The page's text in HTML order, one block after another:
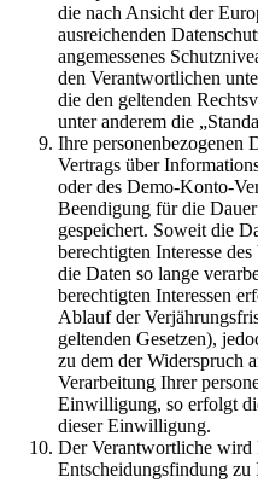
die nach Ansicht der
ausreichenden
angemessenes
den Verantwortlichen
die den geltenden
unter anderem die
Ihre personenbezogenen
Vertrags über
oder des Demo-Konto-
Beendigung für die
gespeichert. Soweit die
berechtigten Interesse
die Daten so lange
berechtigten Interessen
Ablauf der
geltenden Gesetzen),
zu dem der Widerspruch
Verarbeitung Ihrer
Einwilligung, so erfolgt
dieser Einwilligung.
Der Verantwortliche wird
Entscheidungsfindung zu